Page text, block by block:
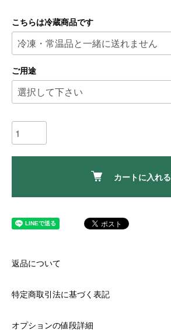
こちらは冷蔵商品です
ご用途
カートに入れる
返品について
特定商取引法に基づく表記
オプションの値段詳細